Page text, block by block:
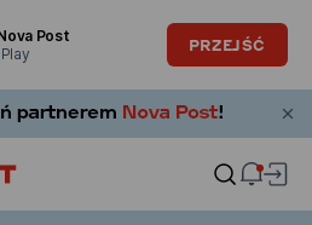
Post
PRZEJŚĆ